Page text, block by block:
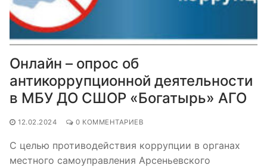
Онлайн – опрос об
антикоррупционной деятельности
в МБУ ДО СШОР «Богатырь» АГО
12.02.2024 0 КОММЕНТАРИЕВ
С целью противодействия коррупции в органах
местного самоуправления Арсеньевского